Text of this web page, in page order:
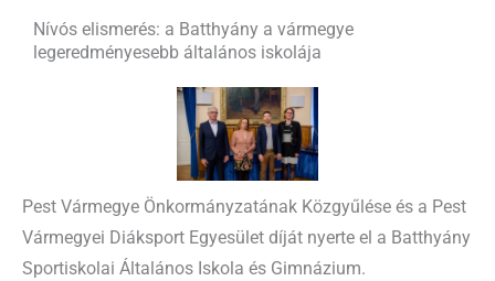
Nívós elismerés: a Batthyány a vármegye
legeredményesebb általános iskolája
Pest Vármegye Önkormányzatának Közgyűlése és a Pest
Vármegyei Diáksport Egyesület díját nyerte el a Batthyány
Sportiskolai Általános Iskola és Gimnázium.